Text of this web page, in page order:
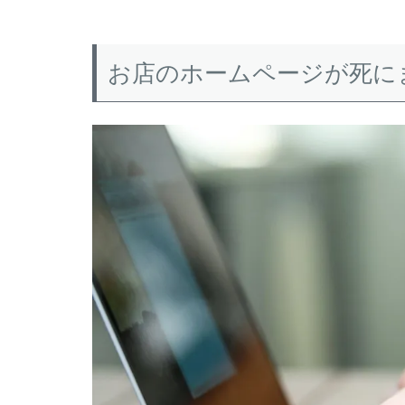
お店のホームページが死に